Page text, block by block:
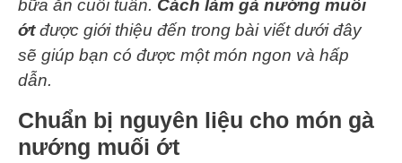
bữa ăn cuối tuần. Cách làm gà nướng muối
ớtđược giới thiệu đến trong bài viết dưới đây
sẽ giúp bạn có được một món ngon và hấp
dẫn.
Chuẩn bị nguyên liệu cho món gà
nướng muối ớt